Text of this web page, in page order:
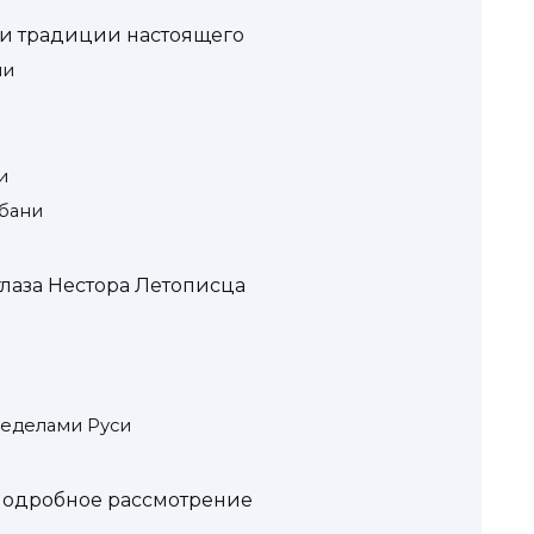
традиции настоящего
Нестора Летописца
Руси
рассмотрение